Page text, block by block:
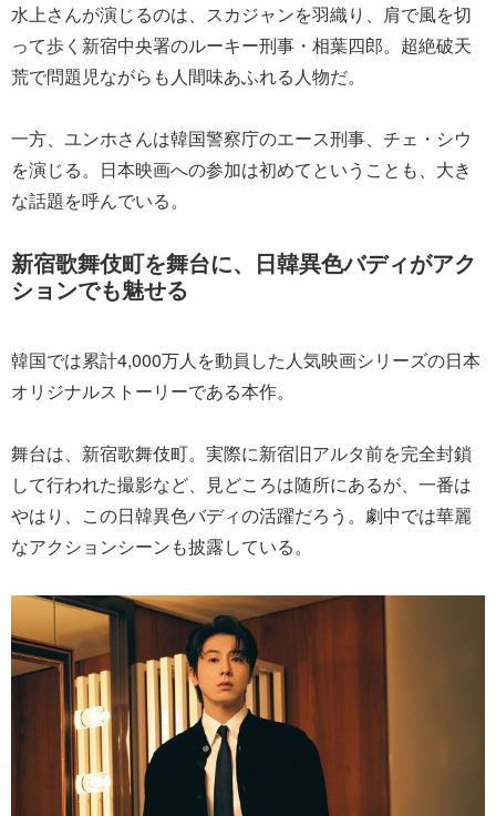
水上さんが演じるのは、スカジャンを羽織り、肩で風を切
って歩く新宿中央署のルーキー刑事・相葉四郎。超絶破天
荒で問題児ながらも人間味あふれる人物だ。
一方、ユンホさんは韓国警察庁のエース刑事、チェ・シウ
を演じる。日本映画への参加は初めてということも、大き
な話題を呼んでいる。
新宿歌舞伎町を舞台に、日韓異色バディがアク
ションでも魅せる
韓国では累計4,000万人を動員した人気映画シリーズの日本
オリジナルストーリーである本作。
舞台は、新宿歌舞伎町。実際に新宿旧アルタ前を完全封鎖
して行われた撮影など、見どころは随所にあるが、一番は
やはり、この日韓異色バディの活躍だろう。劇中では華麗
なアクションシーンも披露している。